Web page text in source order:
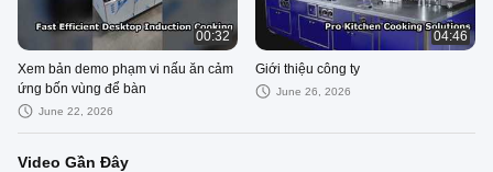
00:32
Xem bản demo phạm vi nấu ăn cảm
ứng bốn vùng để bàn
June 22, 2026
04:46
Giới thiệu công ty
June 26, 2026
Video Gần Đây